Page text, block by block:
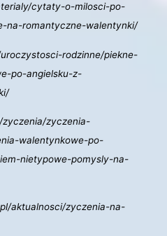
cytaty-o-milosci-po-
na-romantyczne-walentynki/
rodzinne/piekne-
po-angielsku-z-
zyczenia-
walentynkowe-po-
nietypowe-pomysly-na-
aktualnosci/zyczenia-na-